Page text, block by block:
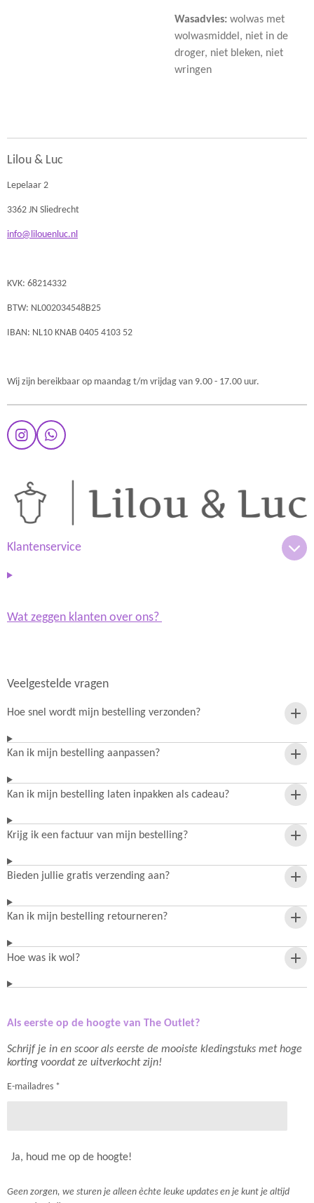
Wasadvies: wolwas met
wolwasmiddel, niet in de
droger, niet bleken, niet
wringen
Lilou & Luc
Lepelaar 2
3362 JN Sliedrecht
info@lilouenluc.nl
KVK: 68214332
BTW: NL002034548B25
IBAN: NL10 KNAB 0405 4103 52
Wij zijn bereikbaar op maandag t/m vrijdag van 9.00 - 17.00 uur.
I
n
a
r
m
W
h
Klantenservice
Wat zeggen klanten over ons?
Veelgestelde vragen
Hoe snel wordt mijn bestelling verzonden?
Kan ik mijn bestelling aanpassen?
Kan ik mijn bestelling laten inpakken als cadeau?
Krijg ik een factuur van mijn bestelling?
Bieden jullie gratis verzending aan?
Kan ik mijn bestelling retourneren?
Hoe was ik wol?
Als eerste op de hoogte van The Outlet?
Schrijf je in en scoor als eerste de mooiste kledingstuks met hoge
korting voordat ze uitverkocht zijn!
E-mailadres *
Ja, houd me op de hoogte!
Geen zorgen, we sturen je alleen èchte leuke updates en je kunt je altijd